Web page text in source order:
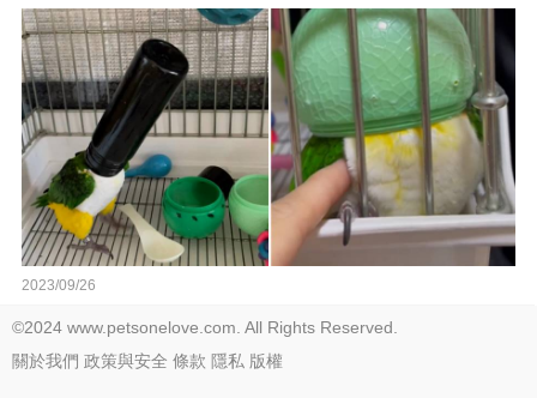
2023/09/26
©2024 www.petsonelove.com. All Rights Reserved.
關於我們 政策與安全 條款 隱私 版權